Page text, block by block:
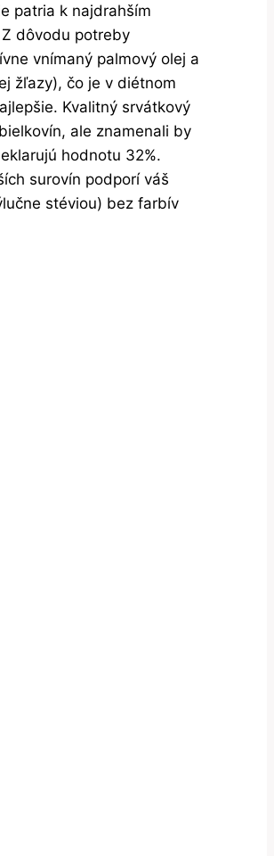
patria k najdrahším
dôvodu potreby
vnímaný palmový olej a
žľazy), čo je v diétnom
Kvalitný srvátkový
ale znamenali by
hodnotu 32%.
surovín podporí váš
stéviou) bez farbív